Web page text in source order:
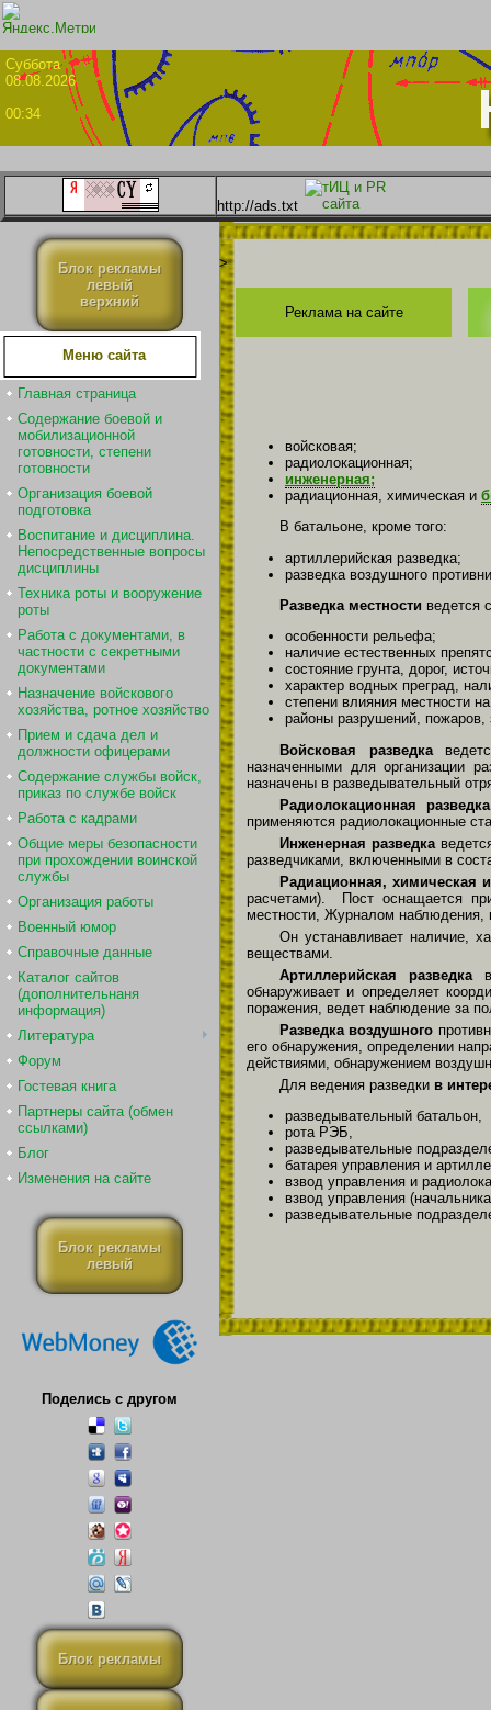
08.08.2026
00:34
http://ads.txt
Блок рекламы
левый
верхний
Меню сайта
Главная страница
Содержание боевой и
мобилизационной
готовности, степени
готовности
Организация боевой
подготовка
Воспитание и дисциплина.
Непосредственные вопросы
дисциплины
Техника роты и вооружение
роты
Работа с документами, в
частности с секретными
документами
Назначение войскового
хозяйства, ротное хозяйство
Прием и сдача дел и
должности офицерами
Содержание службы войск,
приказ по службе войск
Работа с кадрами
Общие меры безопасности
при прохождении воинской
службы
Организация работы
Военный юмор
Справочные данные
Каталог сайтов
(дополнительнаня
информация)
Литература
Форум
Гостевая книга
Партнеры сайта (обмен
ссылками)
Блог
Изменения на сайте
Блок рекламы
левый
Поделись с другом
Блок рекламы
>
Реклама на сайте
войсковая;
радиолокационная;
инженерная;
радиационная, химическая и
В батальоне, кроме того:
артиллерийская разведка;
разведка воздушного
Разведка местности ведется
особенности рельефа;
наличие естественных
состояние грунта, дорог,
характер водных преград,
степени влияния местности
районы разрушений, пожаров,
Войсковая разведка
назначенными для организации
назначены в разведывательный
Радиолокационная разведка
применяются радиолокационные
Инженерная разведка
разведчиками, включенными в
Радиационная, химическая
расчетами). Пост оснащается
местности, Журналом наблюдения,
Он устанавливает наличие,
веществами.
Артиллерийская разведка
обнаруживает и определяет
поражения, ведет наблюдение за
Разведка воздушного
его обнаружения, определении
действиями, обнаружением
Для ведения разведки в
разведывательный батальон,
рота РЭБ,
разведывательные
батарея управления и
взвод управления и
взвод управления
разведывательные